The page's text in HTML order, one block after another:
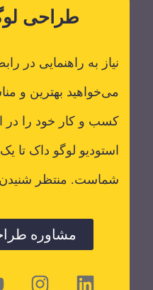
طراحی
نیاز به راهنمایی در
می‌خواهید بهترین و
کسب و کار خود را در
استودیو لوگو داک تا
شماست. منتظر شنیدن
مشاوره